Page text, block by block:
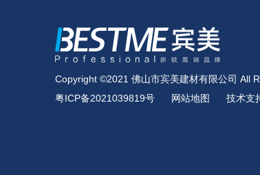
Copyright ©2021 佛山市宾美建材有限公司 All
粤ICP备2021039819号
网站地图 技术支